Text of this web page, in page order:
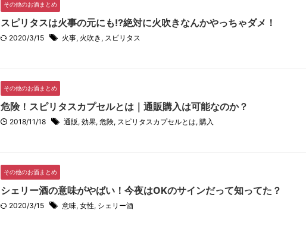
その他のお酒まとめ
スピリタスは火事の元にも!?絶対に火吹きなんかやっちゃダメ！
2020/3/15 火事, 火吹き , スピリタス
その他のお酒まとめ
危険！スピリタスカプセルとは｜通販購入は可能なのか？
2018/11/18 通販, 効果, 危険, スピリタスカプセルとは, 購入
その他のお酒まとめ
シェリー酒の意味がやばい！今夜はOKのサインだって知ってた？
2020/3/15 意味, 女性, シェリー酒